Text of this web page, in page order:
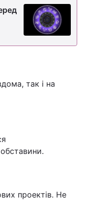
так і на
проектів. Не